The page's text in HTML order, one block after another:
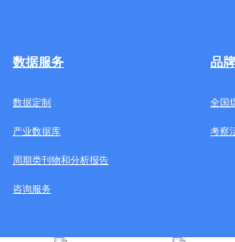
数据服务 品
数据定制 全国
产业数据库 考察
周期类刊物和分析报告
咨询服务